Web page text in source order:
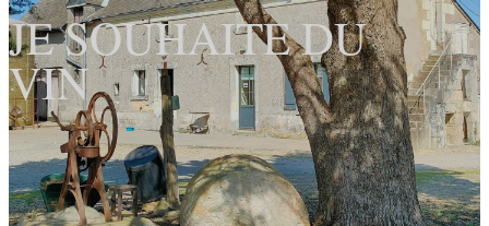
JE SOUHAITE DU
VIN